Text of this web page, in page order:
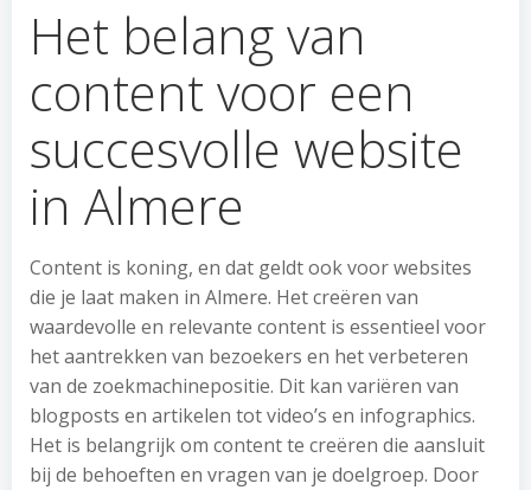
Het belang van
content voor een
succesvolle website
in Almere
Content is koning, en dat geldt ook voor websites
die je laat maken in Almere. Het creëren van
waardevolle en relevante content is essentieel voor
het aantrekken van bezoekers en het verbeteren
van de zoekmachinepositie. Dit kan variëren van
blogposts en artikelen tot video’s en infographics.
Het is belangrijk om content te creëren die aansluit
bij de behoeften en vragen van je doelgroep. Door